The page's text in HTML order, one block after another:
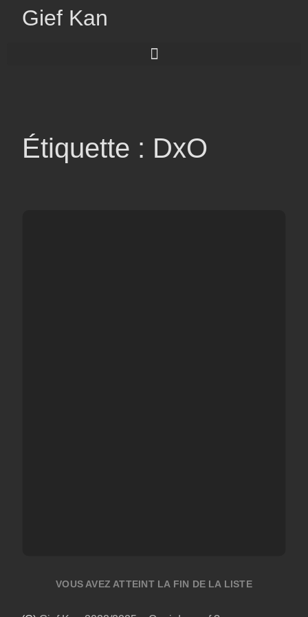
Gief Kan
Étiquette : DxO
VOUS AVEZ ATTEINT LA FIN DE LA LISTE